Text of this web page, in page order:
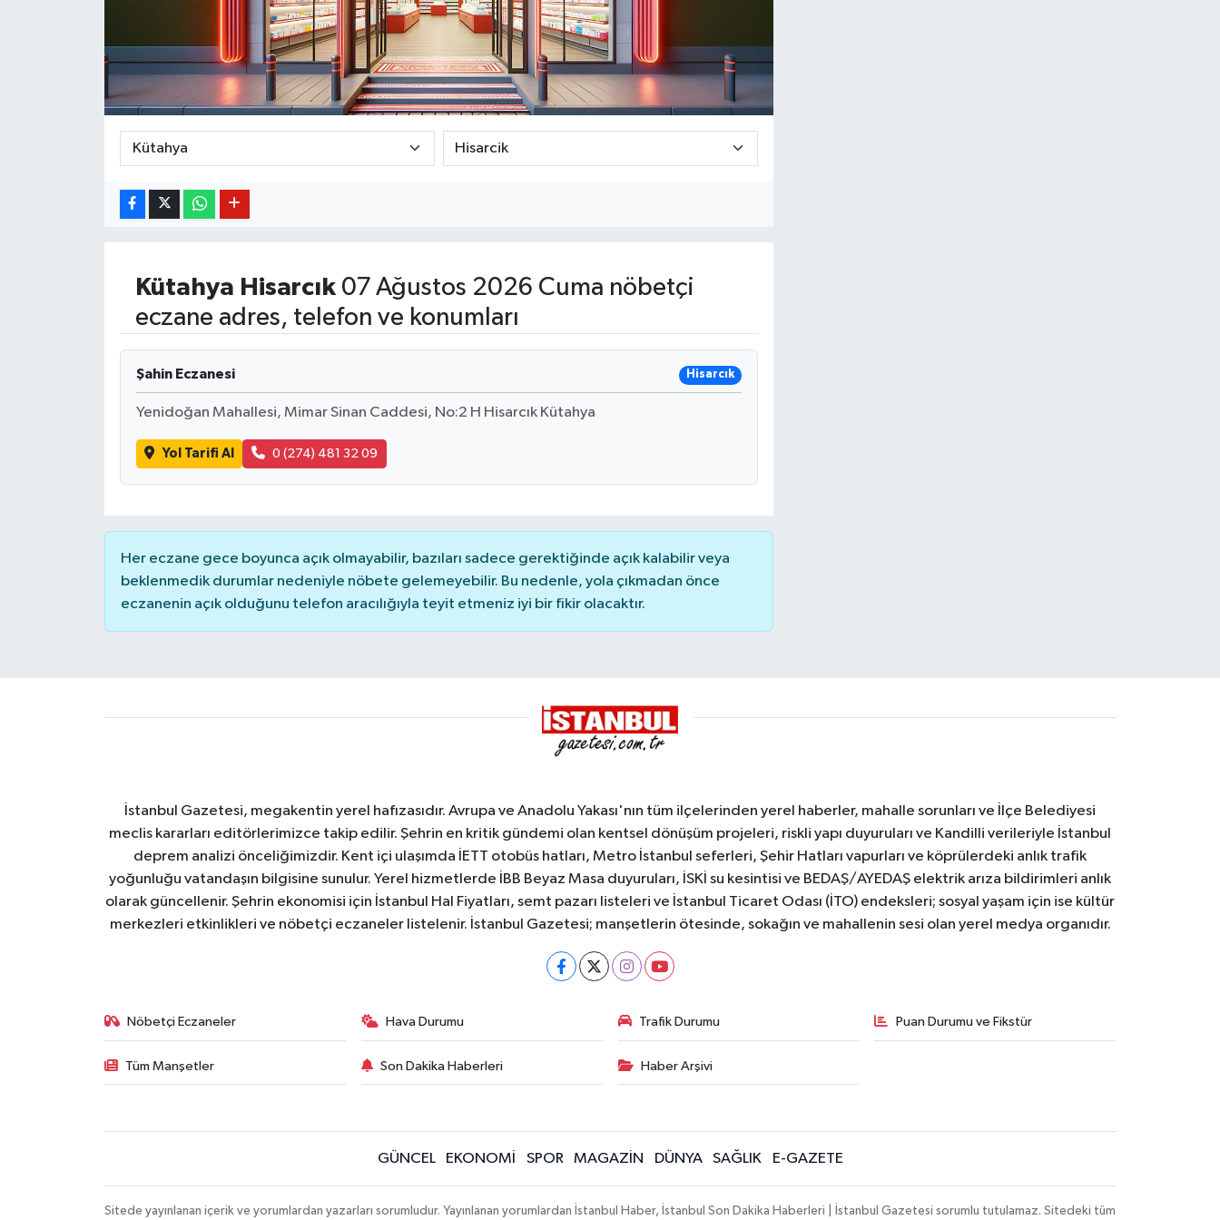
Kütahya Hisarcık07 Ağustos 2026 Cuma nöbetçi
eczane adres, telefon ve konumları
Şahin Eczanesi Hisarcık
Yenidoğan Mahallesi, Mimar Sinan Caddesi, No:2 H Hisarcık Kütahya
Yol Tarifi Al 0 (274) 481 32 09
Her eczane gece boyunca açık olmayabilir, bazıları sadece gerektiğinde açık kalabilir veya
beklenmedik durumlar nedeniyle nöbete gelemeyebilir. Bu nedenle, yola çıkmadan önce
eczanenin açık olduğunu telefon aracılığıyla teyit etmeniz iyi bir fikir olacaktır.
İstanbul Gazetesi, megakentin yerel hafızasıdır. Avrupa ve Anadolu Yakası'nın tüm ilçelerinden yerel haberler, mahalle sorunları ve İlçe Belediyesi
meclis kararları editörlerimizce takip edilir. Şehrin en kritik gündemi olan kentsel dönüşüm projeleri, riskli yapı duyuruları ve Kandilli verileriyle İstanbul
deprem analizi önceliğimizdir. Kent içi ulaşımda İETT otobüs hatları, Metro İstanbul seferleri, Şehir Hatları vapurları ve köprülerdeki anlık trafik
yoğunluğu vatandaşın bilgisine sunulur. Yerel hizmetlerde İBB Beyaz Masa duyuruları, İSKİ su kesintisi ve BEDAŞ/AYEDAŞ elektrik arıza bildirimleri anlık
olarak güncellenir. Şehrin ekonomisi için İstanbul Hal Fiyatları, semt pazarı listeleri ve İstanbul Ticaret Odası (İTO) endeksleri; sosyal yaşam için ise kültür
merkezleri etkinlikleri ve nöbetçi eczaneler listelenir. İstanbul Gazetesi; manşetlerin ötesinde, sokağın ve mahallenin sesi olan yerel medya organıdır.
Nöbetçi Eczaneler Hava Durumu Trafik Durumu Puan Durumu ve Fikstür
Tüm Manşetler Son Dakika Haberleri Haber Arşivi
GÜNCEL EKONOMİ SPOR MAGAZİN DÜNYA SAĞLIK E-GAZETE
Sitede yayınlanan içerik ve yorumlardan yazarları sorumludur. Yayınlanan yorumlardan İstanbul Haber, İstanbul Son Dakika Haberleri | İstanbul Gazetesi sorumlu tutulamaz. Sitedeki tüm
OTOMOBİL